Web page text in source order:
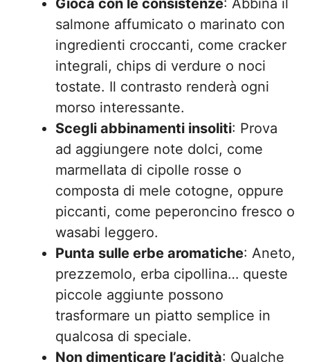
Gioca con le consistenze: Abbina il
salmone affumicato o marinato con
ingredienti croccanti, come cracker
integrali, chips di verdure o noci
tostate. Il contrasto renderà ogni
morso interessante.
Scegli abbinamenti insoliti: Prova
ad aggiungere note dolci, come
marmellata di cipolle rosse o
composta di mele cotogne, oppure
piccanti, come peperoncino fresco o
wasabi leggero.
Punta sulle erbe aromatiche: Aneto,
prezzemolo, erba cipollina… queste
piccole aggiunte possono
trasformare un piatto semplice in
qualcosa di speciale.
Non dimenticare l’acidità: Qualche